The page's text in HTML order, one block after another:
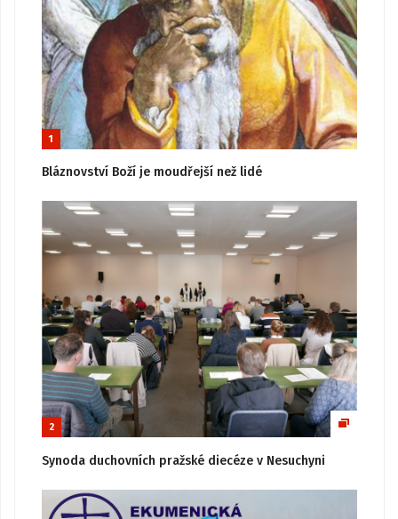
1
Bláznovství Boží je moudřejší než lidé
2
Synoda duchovních pražské diecéze v Nesuchyni